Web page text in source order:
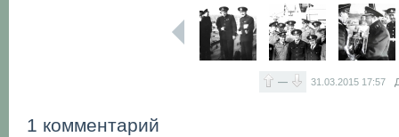
— 31.03.2015 17:57
1 комментарий